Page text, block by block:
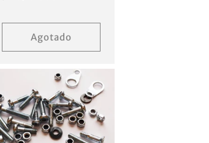
Agotado